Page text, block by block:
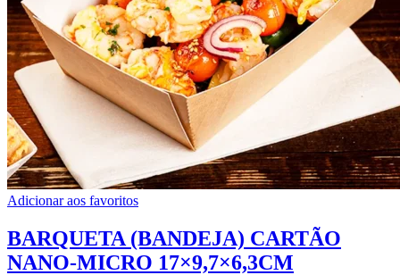
Adicionar aos favoritos
BARQUETA (BANDEJA) CARTÃO
NANO-MICRO 17×9,7×6,3CM